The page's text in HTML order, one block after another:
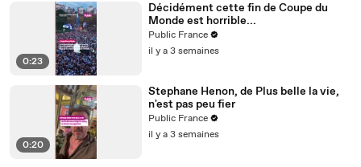
0:23
Décidément cette fin de Coupe du
Monde est horrible...
Public France
il y a 3 semaines
0:20
Stephane Henon, de Plus belle la vie,
n'est pas peu fier
Public France
il y a 3 semaines